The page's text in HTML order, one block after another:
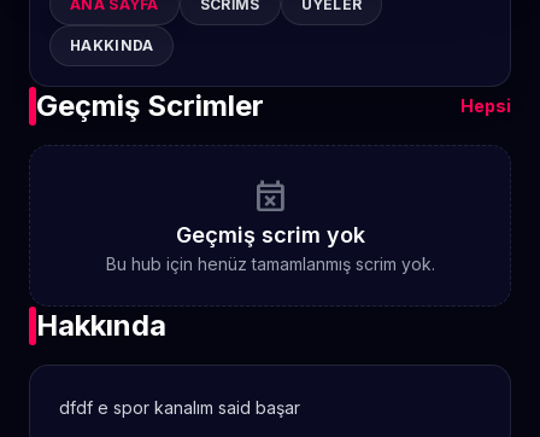
ANA SAYFA SCRIMS ÜYELER
HAKKINDA
Geçmiş Scrimler Hepsi
event_busy
Geçmiş scrim yok
Bu hub için henüz tamamlanmış scrim yok.
Hakkında
dfdf e spor kanalım said başar